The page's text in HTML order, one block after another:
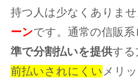
持つ人は少なくありま
ーンです。通常の信販
準で分割払いを提供する
前払いされにくい メリ